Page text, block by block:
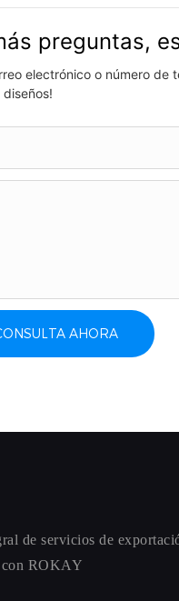
preguntas,
electrónico o número
AHORA
de servicios de
con ROKAY